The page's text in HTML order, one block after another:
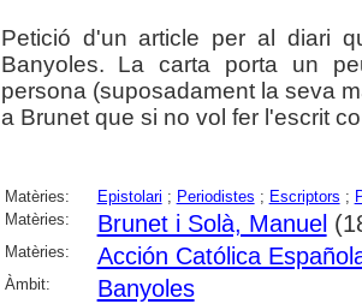
Petició d'un article per al diari
Banyoles. La carta porta un
persona (suposadament la seva
a Brunet que si no vol fer l'escrit
Matèries: Epistolari ; Periodistes ; Escriptors ;
Matèries:
Brunet i Solà, Manuel
Matèries: Acción Católica
Àmbit: Banyoles